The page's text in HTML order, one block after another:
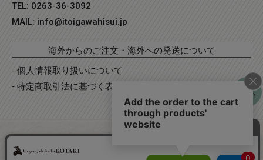
TEL: 0263-36-3092
MAIL: info@itoigawahisui.jp
海外からのご注文・海外への発送について
- 個人情報取り扱いについて
- 特定商取引法に基づく表記
Copyright©2023 糸魚川翡翠工房こたき